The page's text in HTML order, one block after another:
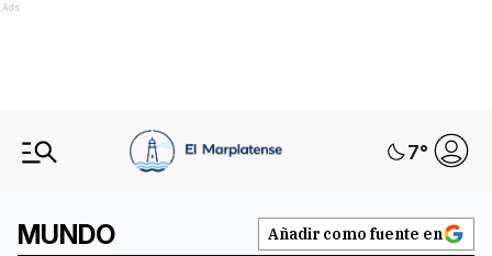
Ads
7°
MUNDO Añadir como fuente en